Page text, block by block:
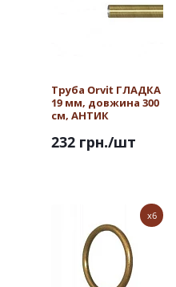
Труба Orvit ГЛАДКА
19 мм, довжина 300
см, АНТИК
232 грн./шт
x6